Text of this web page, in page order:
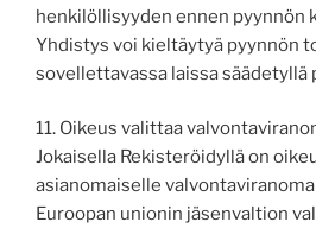
henkilöllisyyden ennen pyynnön
Yhdistys voi kieltäytyä pyynnön
sovellettavassa laissa säädetyllä
11. Oikeus valittaa
Jokaisella Rekisteröidyllä on
asianomaiselle
Euroopan unionin jäsenvaltion